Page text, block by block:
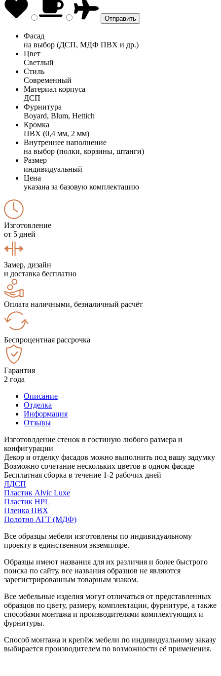
Фасад
на выбор (ДСП, МДФ ПВХ и др.)
Цвет
Светлый
Стиль
Современный
Материал корпуса
ДСП
Фурнитура
Boyard, Blum, Hettich
Кромка
ПВХ (0,4 мм, 2 мм)
Внутреннее наполнение
на выбор (полки, корзины, штанги)
Размер
индивидуальный
Цена
указана за базовую комплектацию
Изготовление
от 5 дней
Замер, дизайн
и доставка бесплатно
Оплата наличными, безналичный расчёт
Беспроцентная рассрочка
Гарантия
2 года
Описание
Отделка
Информация
Отзывы
Изготовлдение стенок в гостиную любого размера и
конфигурации
Декор и отделку фасадов можно выполнить под вашу задумку
Возможно сочетание нескольких цветов в одном фасаде
Бесплатная сборка в течение 1-2 рабочих дней
ЛДСП
Пластик Alvic Luxe
Пластик HPL
Пленка ПВХ
Полотно АГТ (МДФ)
Все образцы мебели изготовлены по индивидуальному
проекту в единственном экземпляре.
Образцы имеют названия для их различия и более быстрого
поиска по сайту, все названия образцов не являются
зарегистрированным товарным знаком.
Все мебельные изделия могут отличаться от представленных
образцов по цвету, размеру, комплектации, фурнитуре, а также
способами монтажа и производителями комплектующих и
фурнитуры.
Способ монтажа и крепёж мебели по индивидуальному заказу
выбирается производителем по возможности её применения.